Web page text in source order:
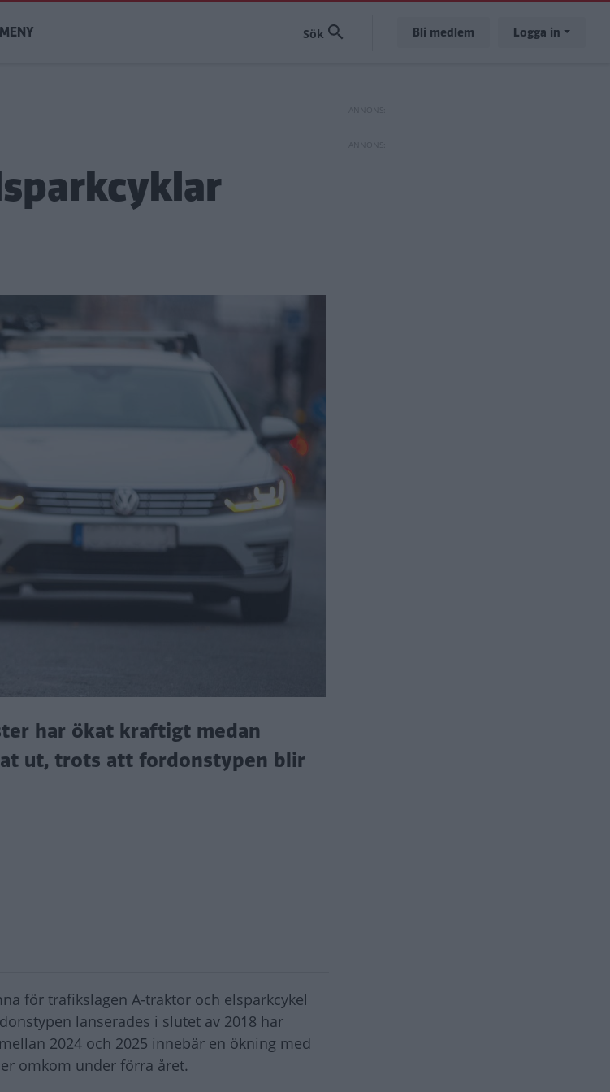
MENY Bli medlem Logga in
har ökat kraftigt medan
ut, trots att fordonstypen blir
för trafikslagen A-traktor och elsparkcykel
lanserades i slutet av 2018 har
2024 och 2025 innebär en ökning med
omkom under förra året.